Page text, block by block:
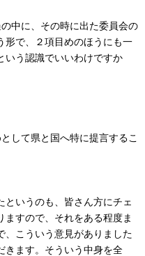
中に、その時に出た委員会の
形で、２項目めのほうにも一
いう認識でいいわけですか
して県と国へ特に提言するこ
いうのも、皆さん方にチェ
ますので、それをある程度ま
、こういう意見がありました
きます。そういう中身を全